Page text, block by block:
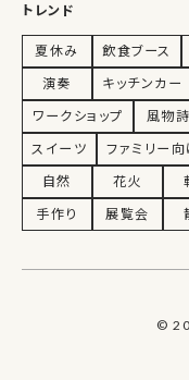
トレンド
夏休み 飲食ブース
演奏
キッチンカー
ワークショップ
風物詩
スイーツ
ファミリー向
自然
花火
手作り
展覧会
©